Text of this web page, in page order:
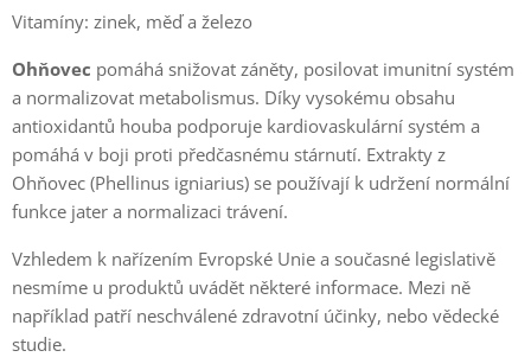
Vitamíny: zinek, měď a železo
Ohňovec pomáhá snižovat záněty, posilovat imunitní systém
a normalizovat metabolismus. Díky vysokému obsahu
antioxidantů houba podporuje kardiovaskulární systém a
pomáhá v boji proti předčasnému stárnutí. Extrakty z
Ohňovec (Phellinus igniarius) se používají k udržení normální
funkce jater a normalizaci trávení.
Vzhledem k nařízením Evropské Unie a současné legislativě
nesmíme u produktů uvádět některé informace. Mezi ně
například patří neschválené zdravotní účinky, nebo vědecké
studie.